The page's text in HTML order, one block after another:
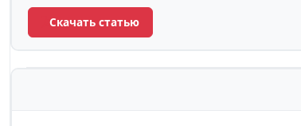
Скачать статью